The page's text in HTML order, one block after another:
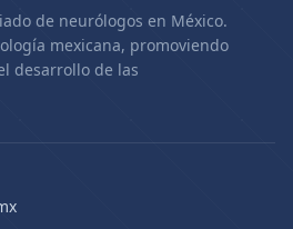
de neurólogos en México.
mexicana, promoviendo
desarrollo de las